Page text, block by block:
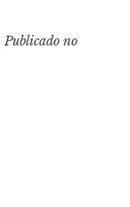
Publicado no